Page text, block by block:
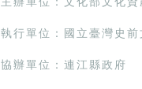
執行單位：國立臺灣史前
協辦單位：連江縣政府